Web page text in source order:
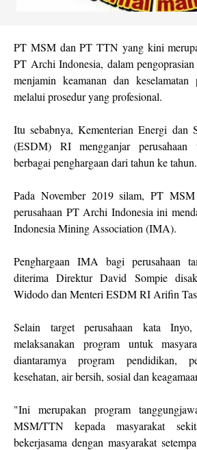
PT MSM dan PT TTN yang kini
PT Archi Indonesia, dalam pengoprasian
menjamin keamanan dan keselamatan
melalui prosedur yang profesional.
Itu sebabnya, Kementerian Energi dan
(ESDM) RI mengganjar perusahaan
berbagai penghargaan dari tahun ke tahun.
Pada November 2019 silam, PT
perusahaan PT Archi Indonesia ini
Indonesia Mining Association (IMA).
Penghargaan IMA bagi perusahaan
diterima Direktur David Sompie
Widodo dan Menteri ESDM RI Arifin
Selain target perusahaan kata
melaksanakan program untuk
diantaramya program pendidikan,
kesehatan, air bersih, sosial dan
"Ini merupakan program
MSM/TTN kepada masyarakat
bekerjasama dengan masyarakat